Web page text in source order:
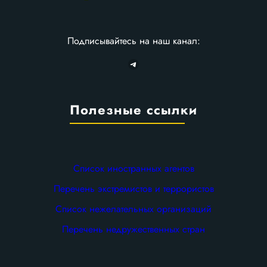
Подписывайтесь на наш канал:
Telegram
Полезные ссылки
Список иностранных агентов
Перечень экстремистов и террористов
Список нежелательных организаций
Перечень недружественных стран